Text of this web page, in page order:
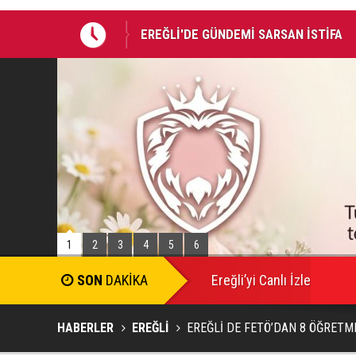
EREĞLİ'DE GÜNDEMİ SARSAN İSTİFA
Takla atan otomobildeki Bedirhan öldü,
1 2 3 4 5 6
SON DAKİKA Ereğli’yi Canlı İzle
HABERLER EREĞLİ EREĞLİ DE FETÖ’DAN 8